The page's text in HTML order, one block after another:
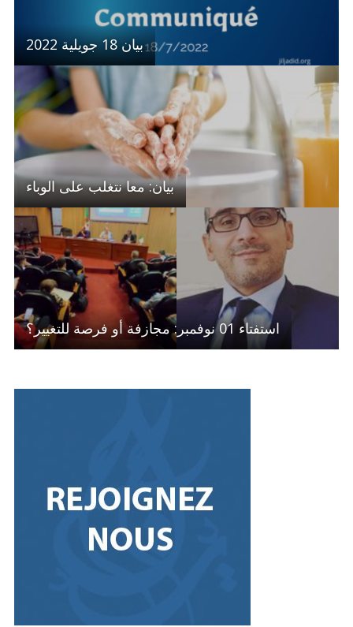
بيان 18 جويلية 2022
بيان: معا نتغلب على الوباء
استفتاء 01 نوفمبر: مجازفة أو فرصة للتغيير؟